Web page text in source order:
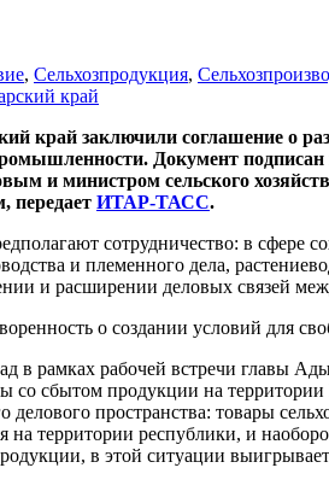
, Сельхозпродукция,
край
край заключили соглашение о
Документ подписан
и министром сельского
передает ИТАР-ТАСС.
сотрудничество: в сфере
и племенного дела,
и расширении деловых связей
о создании условий для
в рамках рабочей встречи главы
со сбытом продукции на
делового пространства: товары
на территории республики, и
в этой ситуации